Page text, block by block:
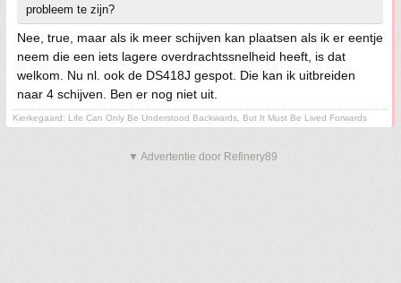
probleem te zijn?
Nee, true, maar als ik meer schijven kan plaatsen als ik er eentje
neem die een iets lagere overdrachtssnelheid heeft, is dat
welkom. Nu nl. ook de DS418J gespot. Die kan ik uitbreiden
naar 4 schijven. Ben er nog niet uit.
Kierkegaard: Life Can Only Be Understood Backwards, But It Must Be Lived Forwards
▼ Advertentie door Refinery89